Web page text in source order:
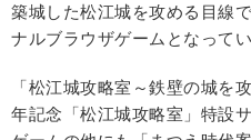
築城した松江城を攻める目線
ナルブラウザゲームとなってい
「松江城攻略室～鉄壁の城を
年記念「松江城攻略室」特設